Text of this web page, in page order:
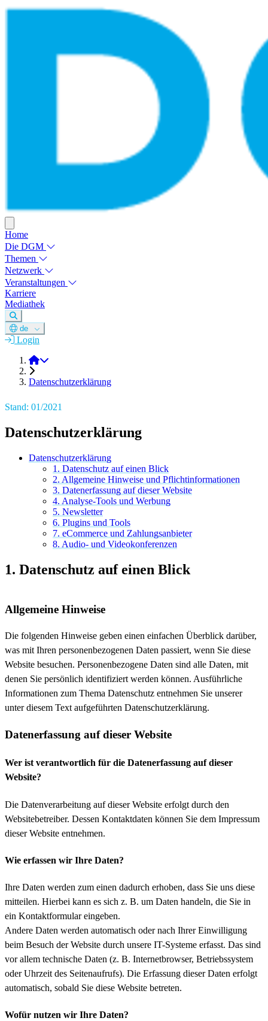
Home
Die DGM
Themen
Netzwerk
Veranstaltungen
Karriere
Mediathek
de
Login
DGM e.V.
Datenschutzerklärung
Stand: 01/2021
Datenschutzerklärung
Datenschutzerklärung
1. Datenschutz auf einen Blick
2. Allgemeine Hinweise und Pflichtinformationen
3. Datenerfassung auf dieser Website
4. Analyse-Tools und Werbung
5. Newsletter
6. Plugins und Tools
7. eCommerce und Zahlungsanbieter
8. Audio- und Videokonferenzen
1. Datenschutz auf einen Blick
Allgemeine Hinweise
Die folgenden Hinweise geben einen einfachen Überblick darüber,
was mit Ihren personenbezogenen Daten passiert, wenn Sie diese
Website besuchen. Personenbezogene Daten sind alle Daten, mit
denen Sie persönlich identifiziert werden können. Ausführliche
Informationen zum Thema Datenschutz entnehmen Sie unserer
unter diesem Text aufgeführten Datenschutzerklärung.
Datenerfassung auf dieser Website
Wer ist verantwortlich für die Datenerfassung auf dieser
Website?
Die Datenverarbeitung auf dieser Website erfolgt durch den
Websitebetreiber. Dessen Kontaktdaten können Sie dem Impressum
dieser Website entnehmen.
Wie erfassen wir Ihre Daten?
Ihre Daten werden zum einen dadurch erhoben, dass Sie uns diese
mitteilen. Hierbei kann es sich z. B. um Daten handeln, die Sie in
ein Kontaktformular eingeben.
Andere Daten werden automatisch oder nach Ihrer Einwilligung
beim Besuch der Website durch unsere IT-Systeme erfasst. Das sind
vor allem technische Daten (z. B. Internetbrowser, Betriebssystem
oder Uhrzeit des Seitenaufrufs). Die Erfassung dieser Daten erfolgt
automatisch, sobald Sie diese Website betreten.
Wofür nutzen wir Ihre Daten?